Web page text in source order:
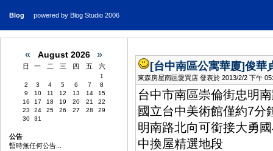
Blog powered by Blog Studio 2006
« August 2026 »
日 一 二 三 四 五 六
1
2
3 4 5 6 7
8
9
10 11 12 13 14
15
16
17 18 19 20 21
22
23
24 25 26 27 28
29
30
31
公告
暫時無任何公告...
[台中南區公寓華廈]俊華
東森房屋南區愛買店 發表於 2013/2/2 下午
台中市南區崇倫街忠明
國立台中美術館僅約7
明南路北向可銜接大勇
中換屋精選地段